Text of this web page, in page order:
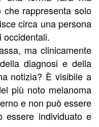
rappresenta solo
circa una persona
occidentali.
ma clinicamente
diagnosi e della
notizia? È visibile a
più noto melanoma
e non può essere
essere individuato e